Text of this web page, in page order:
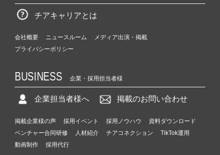
チアキャリアとは
会社概要 ニュースルーム
メディア出演・掲載
プライバシーポリシー
BUSINESS 企業・採用担当者様
企業担当者様へ 掲載のお問い合わせ
掲載企業様の声 採用イベント 採用ノウハウ
資料ダウンロード
ベンチャー合同研修
人材紹介 チアコネクション
TikTok運用
動画制作
採用代行